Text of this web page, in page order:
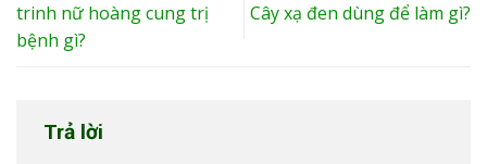
trinh nữ hoàng cung trị
bệnh gì?
Cây xạ đen dùng để làm gì?
Trả lời